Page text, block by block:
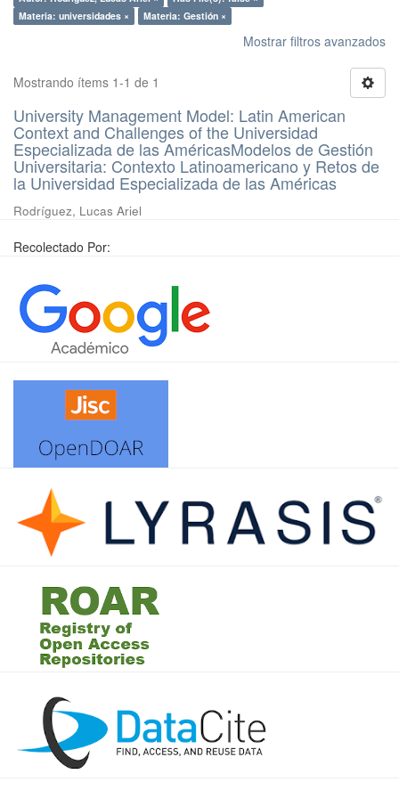
Materia: universidades ×
Materia: Gestión ×
Mostrar filtros avanzados
Mostrando ítems 1-1 de 1
University Management Model: Latin American
Context and Challenges of the Universidad
Especializada de las AméricasModelos de Gestión
Universitaria: Contexto Latinoamericano y Retos de
la Universidad Especializada de las Américas
Rodríguez, Lucas Ariel
Recolectado Por: